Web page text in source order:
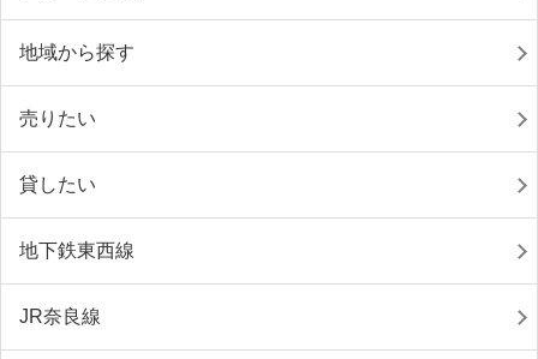
地域から探す
売りたい
貸したい
地下鉄東西線
JR奈良線